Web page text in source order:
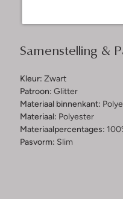
Samenstelling &
Kleur: Zwart
Patroon: Glitter
Materiaal binnenkant:
Materiaal: Polyester
Materiaalpercentages:
Pasvorm: Slim